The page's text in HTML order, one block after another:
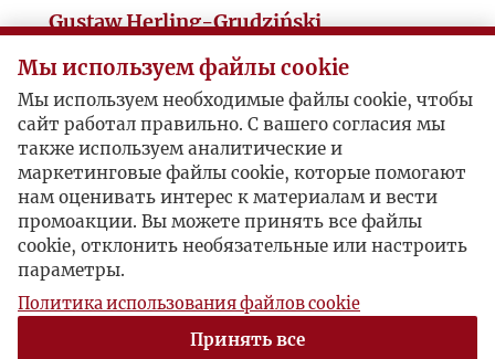
K
L
Ł
M
N
O
Gustaw Herling-Grudziński
Czesław Miłosz
Witold Gombrowicz
Konstanty Aleksander Jeleński
Marek Hłasko
Michał Heller
Bohdan Osadczuk
Мы используем файлы cookie
Мы используем необходимые файлы cookie, чтобы
сайт работал правильно. С вашего согласия мы
также используем аналитические и
маркетинговые файлы cookie, которые помогают
нам оценивать интерес к материалам и вести
промоакции. Вы можете принять все файлы
cookie, отклонить необязательные или настроить
параметры.
Политика использования файлов cookie
Принять все